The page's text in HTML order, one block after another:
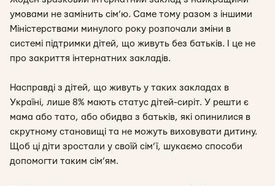
умовами не замінить сім’ю. Саме тому разом з іншими
Міністерствами минулого року розпочали зміни в
системі підтримки дітей, що живуть без батьків. І це не
про закриття інтернатних закладів.
Насправді з дітей, що живуть у таких закладах в
Україні, лише 8% мають статус дітей-сиріт. У решти є
мама або тато, або обидва з батьків, які опинилися в
скрутному становищі та не можуть виховувати дитину.
Щоб ці діти зростали у своїй сім’ї, шукаємо способи
допомогти таким сім’ям.